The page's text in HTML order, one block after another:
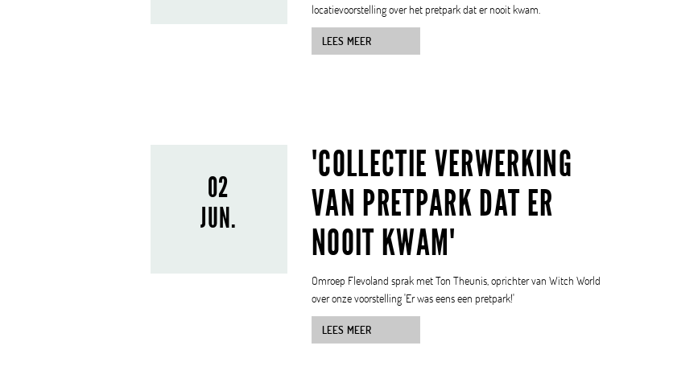
locatievoorstelling over het pretpark dat er nooit kwam.
LEES MEER
02
JUN.
'COLLECTIE VERWERKING
VAN PRETPARK DAT ER
NOOIT KWAM'
Omroep Flevoland sprak met Ton Theunis, oprichter van Witch World
over onze voorstelling 'Er was eens een pretpark!'
LEES MEER